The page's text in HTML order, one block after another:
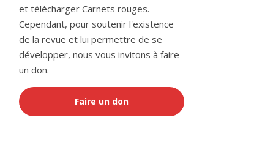
et télécharger Carnets rouges.
Cependant, pour soutenir l'existence
de la revue et lui permettre de se
développer, nous vous invitons à faire
un don.
Faire un don